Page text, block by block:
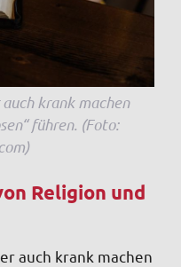
krank machen
führen. (Foto:
Religion und
auch krank machen